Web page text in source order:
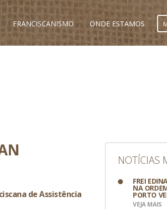
FRANCISCANISMO ONDE ESTAMOS
de Assistência
NOTÍCIAS
FREI
NA
PORTO
VEJA MAIS